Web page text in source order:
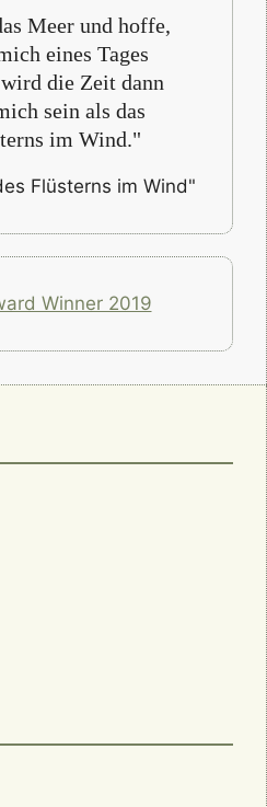
Meer und hoffe,
eines Tages
die Zeit dann
sein als das
im Wind."
Flüsterns im Wind"